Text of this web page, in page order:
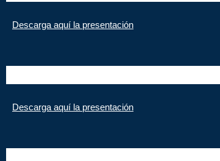
Descarga aquí la presentación
Descarga aquí la presentación